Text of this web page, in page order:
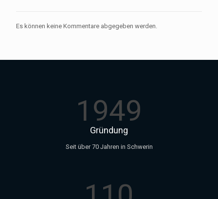
Es können keine Kommentare abgegeben werden.
1949
Gründung
Seit über 70 Jahren in Schwerin